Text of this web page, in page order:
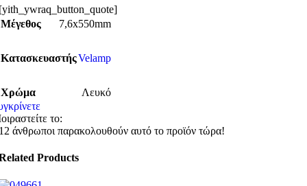
Μέγεθος
7,6x550mm
ΚατασκευαστήςVelamp
Χρώμα
Λευκό
το:
άνθρωποι παρακολουθούν αυτό το προϊόν τώρα!
Products